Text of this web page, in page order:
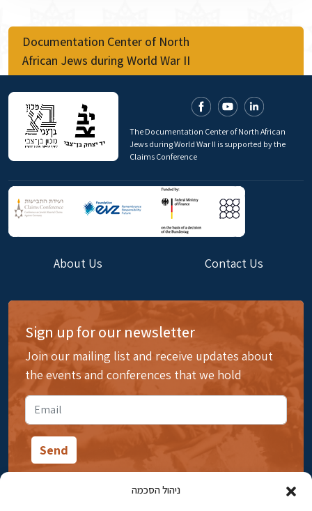
ניהול הסכמה
Documentation Center of North
African Jews during World War II
The Documentation Center of North African
Jews during World War II is supported by the
Claims Conference
About Us Contact Us
Sign up for our newsletter
Join our mailing list and receive updates about
the events and conferences that we hold